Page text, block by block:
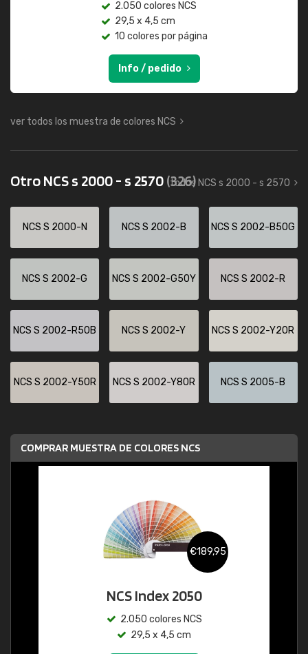
2.050 colores NCS
29,5 x 4,5 cm
10 colores por página
Info / pedido
ver todos los muestra de colores NCS
Otro NCS s 2000 - s 2570(326)
todos NCS s 2000 - s 2570
NCS S 2000-N NCS S 2002-B NCS S 2002-B50G
NCS S 2002-G NCS S 2002-G50Y NCS S 2002-R
NCS S 2002-R50B NCS S 2002-Y NCS S 2002-Y20R
NCS S 2002-Y50R NCS S 2002-Y80R NCS S 2005-B
COMPRAR MUESTRA DE COLORES NCS
€189,95
NCS Index 2050
2.050 colores NCS
29,5 x 4,5 cm